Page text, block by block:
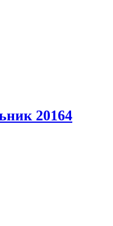
20164